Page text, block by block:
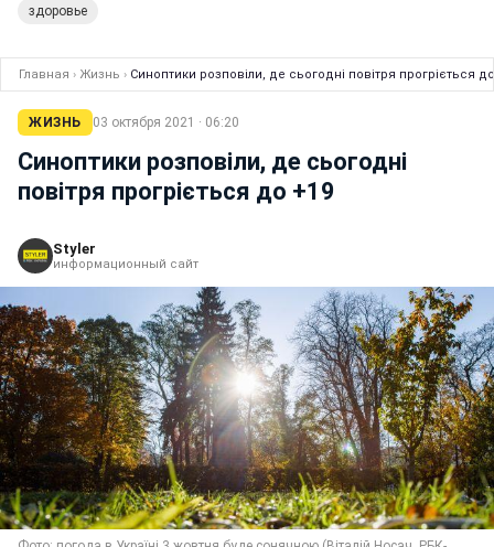
здоровье
Главная › Жизнь › Синоптики розповіли, де сьогодні повітря прогріється
ЖИЗНЬ 03 октября 2021 · 06:20
Синоптики розповіли, де сьогодні
повітря прогріється до +19
Styler
информационный сайт